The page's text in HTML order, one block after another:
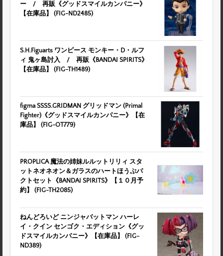
ー / 再販《グッドスマイルカンパニー》
【在庫品】 (FIG-ND2485)
S.H.Figuarts ワンピース モンキー・D・ルフ
ィ 鬼ヶ島討入 / 再販《BANDAI SPIRITS》
【在庫品】 (FIG-TH1489)
figma SSSS.GRIDMAN グリッドマン (Primal
Fighter)《グッドスマイルカンパニー》【在
庫品】 (FIG-OT779)
PROPLICA 魔法の姉妹ルルットリリィ スタ
ットネオネオン＆ガラスのハートほうぷパ
クトセット《BANDAI SPIRITS》【１０月予
約】 (FIG-TH2085)
ねんどろいど ニンジャバットマン ハーレ
イ・クイン センゴク・エディション《グッ
ドスマイルカンパニー》【在庫品】 (FIG-
ND389)